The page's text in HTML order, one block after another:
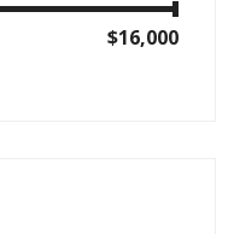
$16,000